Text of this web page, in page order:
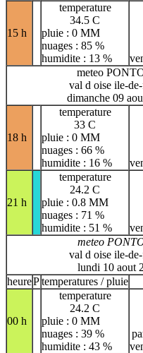
15 h
temperature
34.5 C
pluie : 0 MM
nuages : 85 %
humidite : 13 %
meteo
val d oise ile-
dimanche 09
18 h
temperature
33 C
pluie : 0 MM
nuages : 66 %
humidite : 16 %
21 h
temperature
24.2 C
pluie : 0.8 MM
nuages : 71 %
humidite : 51 %
meteo
val d oise ile-
lundi 10 aout
heurePtemperatures / pluie
00 h
temperature
24.2 C
pluie : 0 MM
nuages : 39 %
humidite : 43 %